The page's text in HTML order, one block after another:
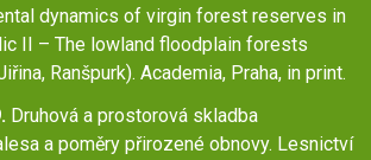
dynamics of virgin forest reserves in
II – The lowland floodplain forests
Ranšpurk). Academia, Praha, in print.
Druhová a prostorová skladba
a poměry přirozené obnovy. Lesnictví